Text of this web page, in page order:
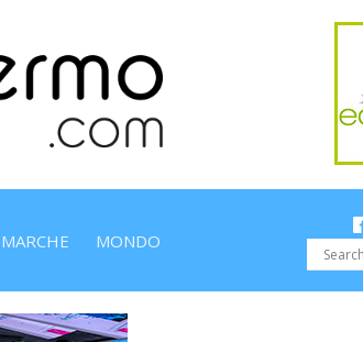
MARCHE MONDO